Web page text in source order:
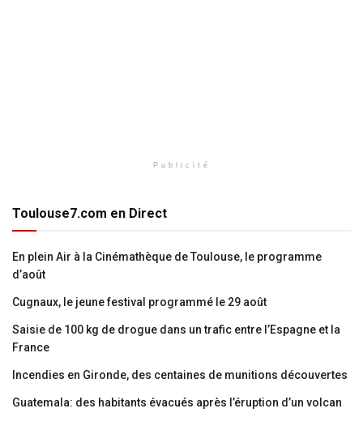
Publicité
Toulouse7.com en Direct
En plein Air à la Cinémathèque de Toulouse, le programme
d’août
Cugnaux, le jeune festival programmé le 29 août
Saisie de 100 kg de drogue dans un trafic entre l’Espagne et la
France
Incendies en Gironde, des centaines de munitions découvertes
Guatemala: des habitants évacués après l’éruption d’un volcan